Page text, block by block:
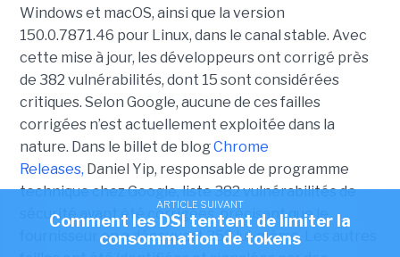
Windows et macOS, ainsi que la version
150.0.7871.46 pour Linux, dans le canal stable. Avec
cette mise à jour, les développeurs ont corrigé près
de 382 vulnérabilités, dont 15 sont considérées
critiques. Selon Google, aucune de ces failles
corrigées n’est actuellement exploitée dans la
nature. Dans le billet de blogChrome
Releases, Daniel Yip, responsable de programme
technique chez Google, liste 382 vulnérabilités de
sécurité ayant été corrigées, précisant que le
fournisseur en a découvert 358 lui-même. Les autres
ARTICLE SUIVANT
Comment les DSI tentent de limiter la
consommation de tokens